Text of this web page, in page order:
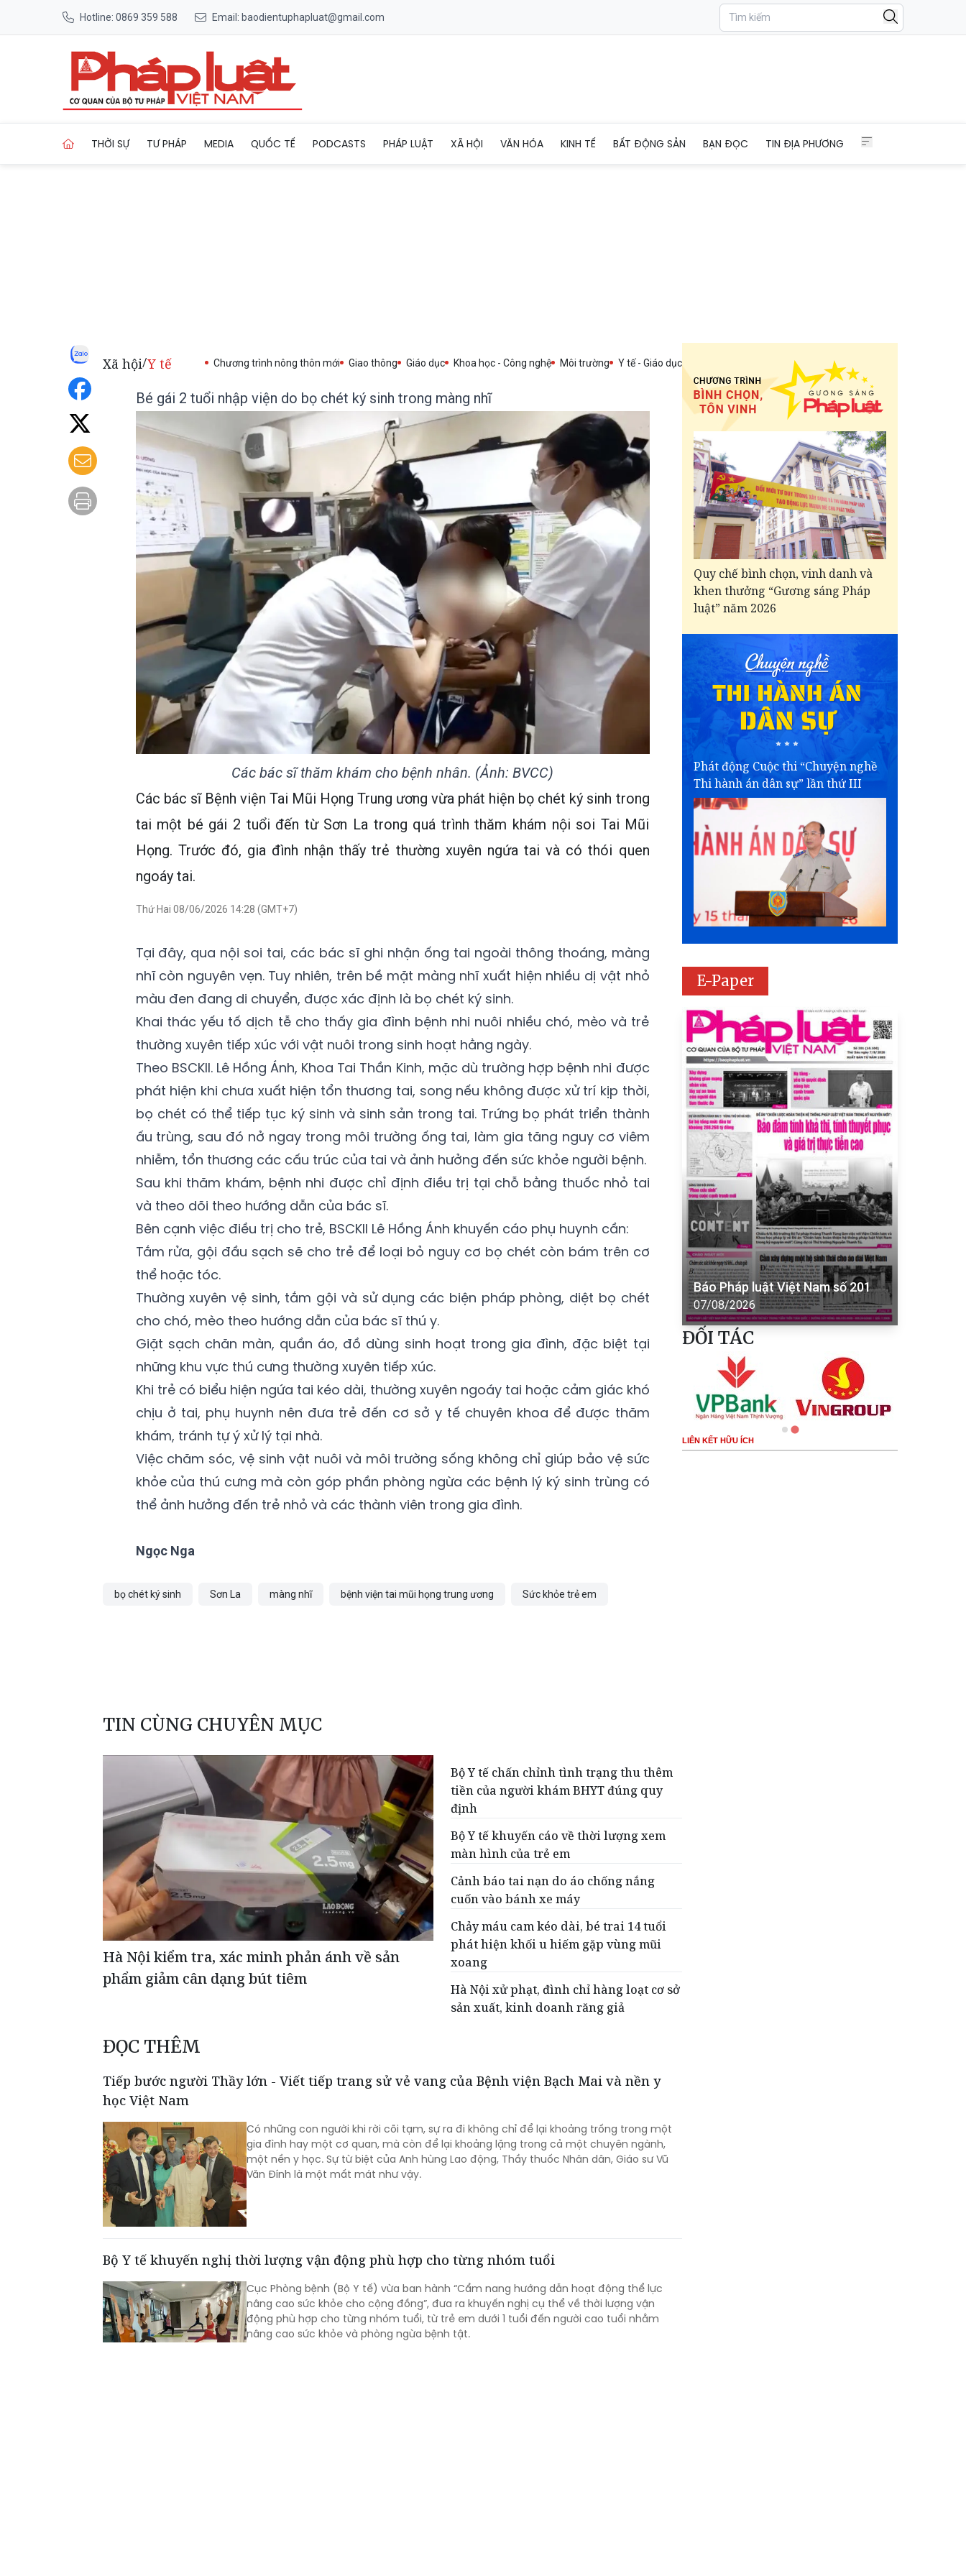
Hotline: 0869 359 588 Email: baodientuphapluat@gmail.com
THỜI SỰ TƯ PHÁP MEDIA QUỐC TẾ PODCASTS PHÁP LUẬT XÃ HỘI VĂN HÓA KINH TẾ BẤT ĐỘNG SẢN BẠN ĐỌC TIN ĐỊA PHƯƠNG
Xã hội/Y tế Chương trình nông thôn mới Giao thông Giáo dục Khoa học - Công nghệ Môi trường Y tế - Giáo dục
Bé gái 2 tuổi nhập viện do bọ chét ký sinh trong màng nhĩ
Các bác sĩ thăm khám cho bệnh nhân. (Ảnh: BVCC)
Các bác sĩ Bệnh viện Tai Mũi Họng Trung ương vừa phát hiện bọ chét ký sinh trong
tai một bé gái 2 tuổi đến từ Sơn La trong quá trình thăm khám nội soi Tai Mũi
Họng. Trước đó, gia đình nhận thấy trẻ thường xuyên ngứa tai và có thói quen
ngoáy tai.
Thứ Hai 08/06/2026 14:28 (GMT+7)
Tại đây, qua nội soi tai, các bác sĩ ghi nhận ống tai ngoài thông thoáng, màng
nhĩ còn nguyên vẹn. Tuy nhiên, trên bề mặt màng nhĩ xuất hiện nhiều dị vật nhỏ
màu đen đang di chuyển, được xác định là bọ chét ký sinh.
Khai thác yếu tố dịch tễ cho thấy gia đình bệnh nhi nuôi nhiều chó, mèo và trẻ
thường xuyên tiếp xúc với vật nuôi trong sinh hoạt hằng ngày.
Theo BSCKII. Lê Hồng Ánh, Khoa Tai Thần Kinh, mặc dù trường hợp bệnh nhi được
phát hiện khi chưa xuất hiện tổn thương tai, song nếu không được xử trí kịp thời,
bọ chét có thể tiếp tục ký sinh và sinh sản trong tai. Trứng bọ phát triển thành
ấu trùng, sau đó nở ngay trong môi trường ống tai, làm gia tăng nguy cơ viêm
nhiễm, tổn thương các cấu trúc của tai và ảnh hưởng đến sức khỏe người bệnh.
Sau khi thăm khám, bệnh nhi được chỉ định điều trị tại chỗ bằng thuốc nhỏ tai
và theo dõi theo hướng dẫn của bác sĩ.
Bên cạnh việc điều trị cho trẻ, BSCKII Lê Hồng Ánh khuyến cáo phụ huynh cần:
Tắm rửa, gội đầu sạch sẽ cho trẻ để loại bỏ nguy cơ bọ chét còn bám trên cơ
thể hoặc tóc.
Thường xuyên vệ sinh, tắm gội và sử dụng các biện pháp phòng, diệt bọ chét
cho chó, mèo theo hướng dẫn của bác sĩ thú y.
Giặt sạch chăn màn, quần áo, đồ dùng sinh hoạt trong gia đình, đặc biệt tại
những khu vực thú cưng thường xuyên tiếp xúc.
Khi trẻ có biểu hiện ngứa tai kéo dài, thường xuyên ngoáy tai hoặc cảm giác khó
chịu ở tai, phụ huynh nên đưa trẻ đến cơ sở y tế chuyên khoa để được thăm
khám, tránh tự ý xử lý tại nhà.
Việc chăm sóc, vệ sinh vật nuôi và môi trường sống không chỉ giúp bảo vệ sức
khỏe của thú cưng mà còn góp phần phòng ngừa các bệnh lý ký sinh trùng có
thể ảnh hưởng đến trẻ nhỏ và các thành viên trong gia đình.
Ngọc Nga
bọ chét ký sinh Sơn La màng nhĩ bệnh viện tai mũi họng trung ương Sức khỏe trẻ em
TIN CÙNG CHUYÊN MỤC
Hà Nội kiểm tra, xác minh phản ánh về sản
phẩm giảm cân dạng bút tiêm
Bộ Y tế chấn chỉnh tình trạng thu thêm
tiền của người khám BHYT đúng quy
định
Bộ Y tế khuyến cáo về thời lượng xem
màn hình của trẻ em
Cảnh báo tai nạn do áo chống nắng
cuốn vào bánh xe máy
Chảy máu cam kéo dài, bé trai 14 tuổi
phát hiện khối u hiếm gặp vùng mũi
xoang
Hà Nội xử phạt, đình chỉ hàng loạt cơ sở
sản xuất, kinh doanh răng giả
ĐỌC THÊM
Tiếp bước người Thầy lớn - Viết tiếp trang sử vẻ vang của Bệnh viện Bạch Mai và nền y
học Việt Nam
Có những con người khi rời cõi tạm, sự ra đi không chỉ để lại khoảng trống trong một
gia đình hay một cơ quan, mà còn để lại khoảng lặng trong cả một chuyên ngành,
một nền y học. Sự từ biệt của Anh hùng Lao động, Thầy thuốc Nhân dân, Giáo sư Vũ
Văn Đính là một mất mát như vậy.
Bộ Y tế khuyến nghị thời lượng vận động phù hợp cho từng nhóm tuổi
Cục Phòng bệnh (Bộ Y tế) vừa ban hành “Cẩm nang hướng dẫn hoạt động thể lực
nâng cao sức khỏe cho cộng đồng”, đưa ra khuyến nghị cụ thể về thời lượng vận
động phù hợp cho từng nhóm tuổi, từ trẻ em dưới 1 tuổi đến người cao tuổi nhằm
nâng cao sức khỏe và phòng ngừa bệnh tật.
Quy chế bình chọn, vinh danh và
khen thưởng “Gương sáng Pháp
luật” năm 2026
Phát động Cuộc thi “Chuyện nghề
Thi hành án dân sự” lần thứ III
E-Paper
Báo Pháp luật Việt Nam số 201
07/08/2026
ĐỐI TÁC
LIÊN KẾT HỮU ÍCH